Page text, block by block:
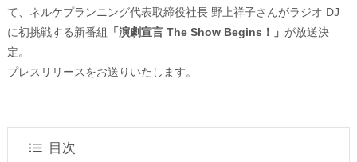
て、ネルケプランニング代表取締役社長 野上祥子さんがラジオ DJ
に初挑戦する新番組
「演劇宣言 The Show Begins！」 が放送決
定。
プレスリリースをお送りいたします。
目次